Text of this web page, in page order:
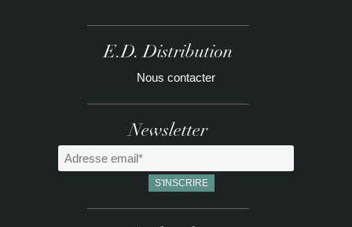
E.D. Distribution
Nous contacter
Newsletter